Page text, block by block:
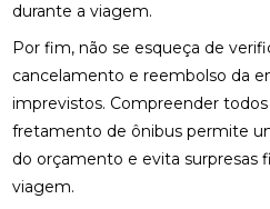
durante a viagem.
Por fim, não se esqueça de
cancelamento e reembolso da
imprevistos. Compreender todos
fretamento de ônibus permite
do orçamento e evita surpresas
viagem.